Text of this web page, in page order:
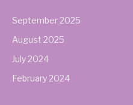
September 2025
August 2025
July 2024
February 2024